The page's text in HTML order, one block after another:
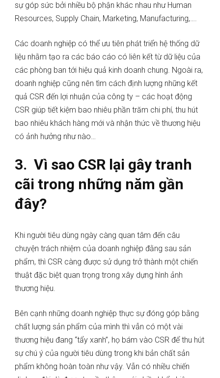
sự góp sức bởi nhiều bộ phận khác nhau như Human
Resources, Supply Chain, Marketing, Manufacturing,….
Các doanh nghiệp có thể ưu tiên phát triển hệ thống dữ
liệu nhằm tạo ra các báo cáo có liên kết từ dữ liệu của
các phòng ban tới hiệu quả kinh doanh chung. Ngoài ra,
doanh nghiệp cũng nên tìm cách định lượng những kết
quả CSR đến lợi nhuận của công ty – các hoạt động
CSR giúp tiết kiệm bao nhiêu phần trăm chi phí, thu hút
bao nhiêu khách hàng mới và nhận thức về thương hiệu
có ảnh hưởng như nào…
3. Vì sao CSR lại gây tranh
cãi trong những năm gần
đây?
Khi người tiêu dùng ngày càng quan tâm đến câu
chuyện trách nhiệm của doanh nghiệp đằng sau sản
phẩm, thì CSR càng được sử dụng trở thành một chiến
thuật đặc biệt quan trọng trong xây dựng hình ảnh
thương hiệu.
Bên cạnh những doanh nghiệp thực sự đóng góp bằng
chất lượng sản phẩm của mình thì vẫn có một vài
thương hiệu đang “tẩy xanh”, họ bám vào CSR để thu hút
sự chú ý của người tiêu dùng trong khi bản chất sản
phẩm không hoàn toàn như vậy. Vẫn có nhiều chiến